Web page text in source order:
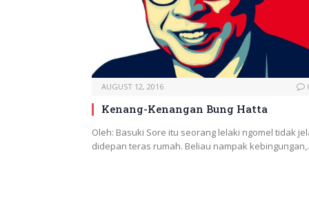
AUGUST 12, 2016
Kenang-Kenangan Bung Hatta
Oleh: Basuki Sore itu seorang lelaki ngomel tidak
didepan teras rumah. Beliau nampak